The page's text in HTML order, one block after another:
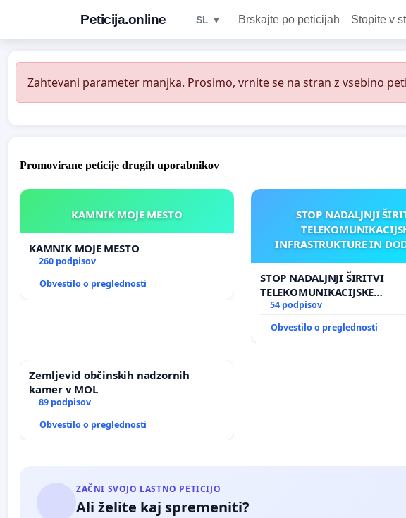
Peticija.online SL ▼ Brskajte po peticijah Stopite v
Zahtevani parameter manjka. Prosimo, vrnite se na stran z vsebino
Promovirane peticije drugih uporabnikov
KAMNIK MOJE MESTO
KAMNIK MOJE MESTO
260 podpisov
Obvestilo o preglednosti
STOP NADALJNJI
INFRASTRUKTURE IN
STOP NADALJNJI ŠIRITVI
TELEKOMUNIKACIJSKE
INFRASTRUKTURE IN
ANTEN V GRADIŠČAKU
54 podpisov
Obvestilo o preglednosti
Zemljevid občinskih nadzornih
kamer v MOL
89 podpisov
Obvestilo o preglednosti
ZAČNI SVOJO LASTNO PETICIJO
Ali želite kaj spremeniti?